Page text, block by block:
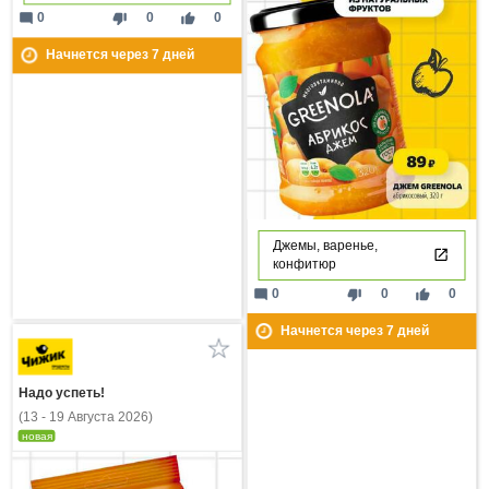
thumb_down 0 thumb_up 0
mode_comment 0
Начнется через 7дней
Джемы, варенье,
конфитюр
thumb_down 0 thumb_up 0
mode_comment 0
Начнется через 7дней
Надо успеть!
(13 - 19 Августа 2026)
новая